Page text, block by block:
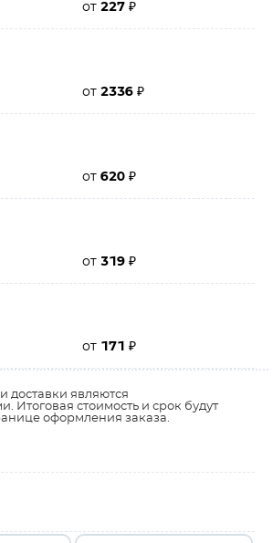
от 227 ₽
от 2336 ₽
от 620 ₽
от 319 ₽
от 171 ₽
доставки являются
Итоговая стоимость и срок будут
оформления заказа.